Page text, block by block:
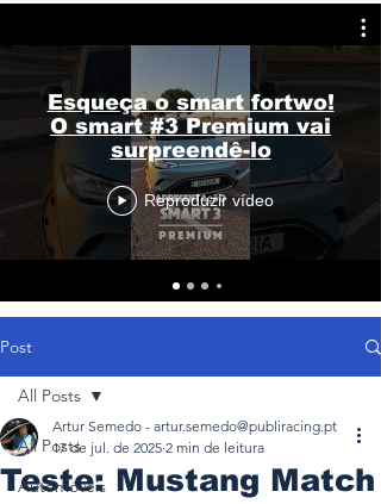
Esqueça o smart fortwo!
O smart #3 Premium vai
surpreendê-lo
Reproduzir vídeo
Post
All Posts
Automóveis
All Posts
Teste: Mustang Match
Artur Semedo - artur.semedo@publiracing.pt
17 de jul. de 2025 2 min de leitura